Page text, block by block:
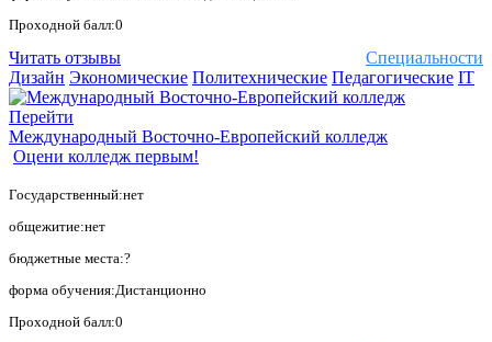
Проходной балл:0
Специальности
Читать отзывы
Дизайн Экономические Политехнические Педагогические IT
Перейти
Международный Восточно-Европейский колледж
Оцени колледж первым!
Государственный:нет
общежитие:нет
бюджетные места:?
форма обучения:Дистанционно
Проходной балл:0